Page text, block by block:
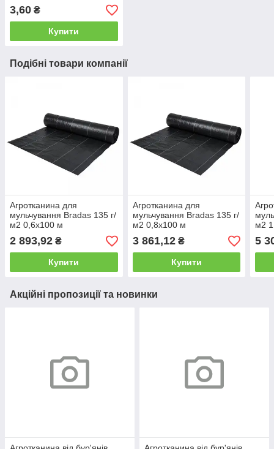
3,60 ₴
Купити
Подібні товари компанії
Агротканина для
мульчування Bradas 135 г/
м2 0,6х100 м
2 893,92 ₴
Купити
Агротканина для
мульчування Bradas 135 г/
м2 0,8х100 м
3 861,12₴
Купити
м2
5
Акційні пропозиції та новинки